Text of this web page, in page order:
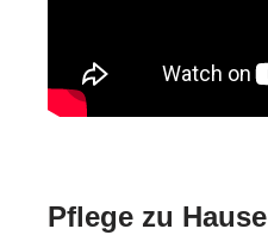
Pflege zu Hause